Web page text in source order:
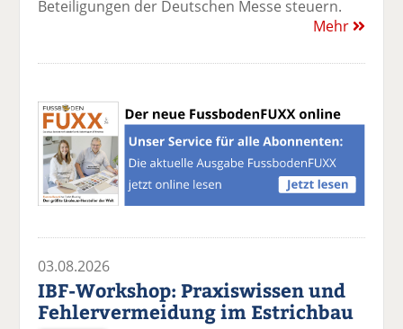
Beteiligungen der Deutschen Messe steuern.
Mehr
03.08.2026
IBF-Workshop: Praxiswissen und
Fehlervermeidung im Estrichbau